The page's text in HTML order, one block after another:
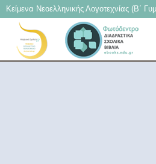
Κείμενα Νεοελληνικής Λογοτεχνίας (Β΄